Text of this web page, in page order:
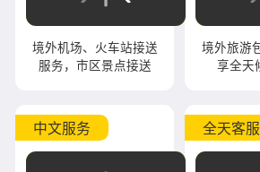
境外机场、火车站接送
服务，市区景点接送
境外旅游
享全天
中文服务 全天客服